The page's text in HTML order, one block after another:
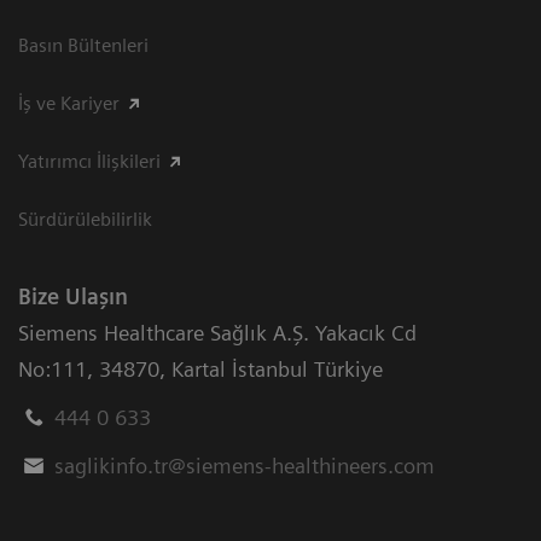
Basın Bültenleri
İş ve Kariyer
Yatırımcı İlişkileri
Sürdürülebilirlik
Bize Ulaşın
Siemens Healthcare Sağlık A.Ş. Yakacık Cd
No:111 , 34870, Kartal İstanbul Türkiye
444 0 633
saglikinfo.tr@siemens-healthineers.com